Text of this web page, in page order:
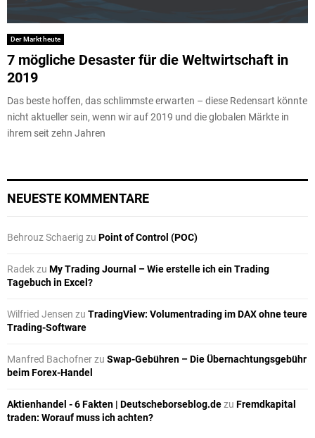
Der Markt heute
7 mögliche Desaster für die Weltwirtschaft in
2019
Das beste hoffen, das schlimmste erwarten – diese Redensart könnte
nicht aktueller sein, wenn wir auf 2019 und die globalen Märkte in
ihrem seit zehn Jahren
NEUESTE KOMMENTARE
Behrouz Schaerig zu Point of Control (POC)
Radekzu My Trading Journal – Wie erstelle ich ein Trading
Tagebuch in Excel?
Wilfried Jensen zu TradingView: Volumentrading im DAX ohne teure
Trading-Software
Manfred Bachofnerzu Swap-Gebühren – Die Übernachtungsgebühr
beim Forex-Handel
Aktienhandel - 6 Fakten | Deutscheborseblog.dezu Fremdkapital
traden: Worauf muss ich achten?